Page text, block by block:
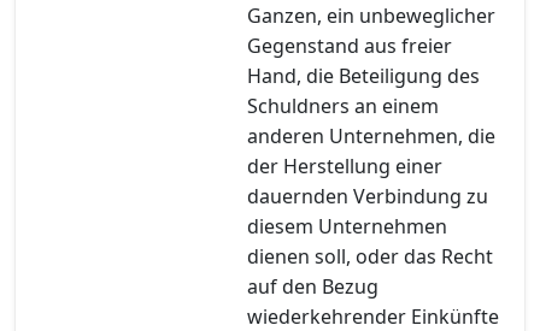
Ganzen, ein unbeweglicher
Gegenstand aus freier
Hand, die Beteiligung des
Schuldners an einem
anderen Unternehmen, die
der Herstellung einer
dauernden Verbindung zu
diesem Unternehmen
dienen soll, oder das Recht
auf den Bezug
wiederkehrender Einkünfte